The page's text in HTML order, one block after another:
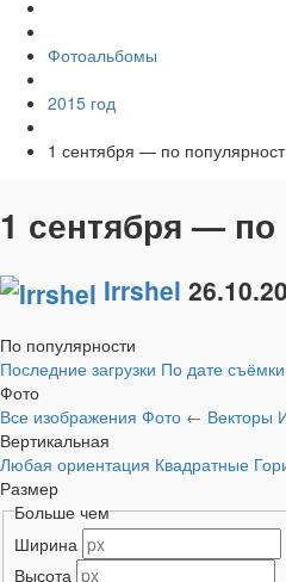
Фотоальбомы
2015 год
1 сентября — по
1 сентября —
Irrshel
По популярности
Последние загрузки По дате съёмки
Фото
Все изображения Фото ← Векторы
Вертикальная
Любая ориентация Квадратные
Размер
Больше чем
Ширина
Высота